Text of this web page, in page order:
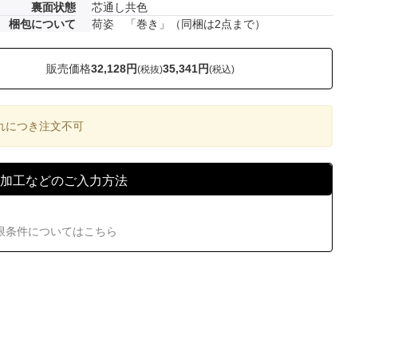
裏面状態
芯通し共色
梱包について
荷姿 「巻き」（同梱は2点まで）
販売価格32,128円(税抜)35,341円(税込)
につき注文不可
工などのご入力方法
条件についてはこちら